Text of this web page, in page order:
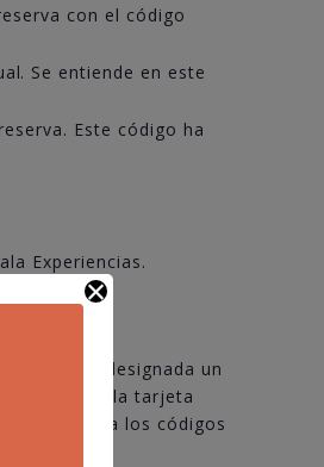
con el código
Se entiende en este
Este código ha
Experiencias.
persona designada un
adquirido la tarjeta
1.1 para los códigos